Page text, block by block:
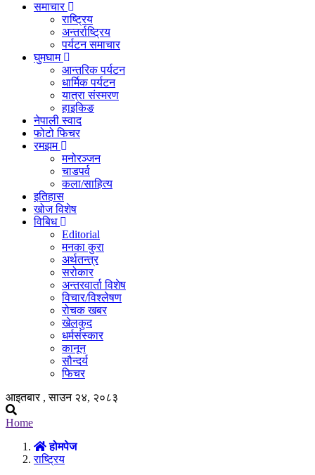
समाचार
राष्ट्रिय
अन्तर्राष्ट्रिय
पर्यटन समाचार
घुमघाम
आन्तरिक पर्यटन
धार्मिक पर्यटन
यात्रा संस्मरण
हाइकिङ
नेपाली स्वाद
फोटो फिचर
रमझम
मनोरञ्जन
चाडपर्व
कला/साहित्य
इतिहास
खोज विशेष
विबिध
Editorial
मनका कुरा
अर्थतन्त्र
सरोकार
अन्तरवार्ता विशेष
विचार/विश्लेषण
रोचक खबर
खेलकुद
धर्मसंस्कार
कानून
सौन्दर्य
फिचर
आइतबार , साउन २४, २०८३
Home
होमपेज
राष्ट्रिय